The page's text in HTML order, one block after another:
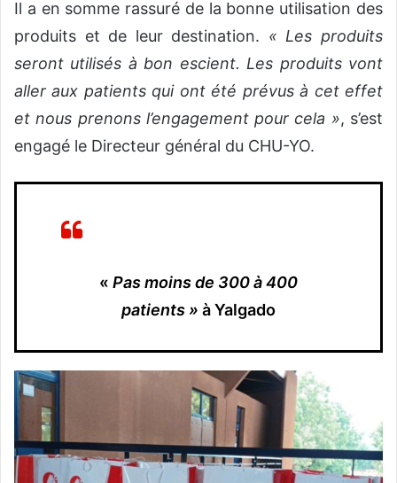
Il a en somme rassuré de la bonne utilisation des
produits et de leur destination. « Les produits
seront utilisés à bon escient. Les produits vont
aller aux patients qui ont été prévus à cet effet
et nous prenons l’engagement pour cela », s’est
engagé le Directeur général du CHU-YO.
« Pas moins de 300 à 400
patients » à Yalgado